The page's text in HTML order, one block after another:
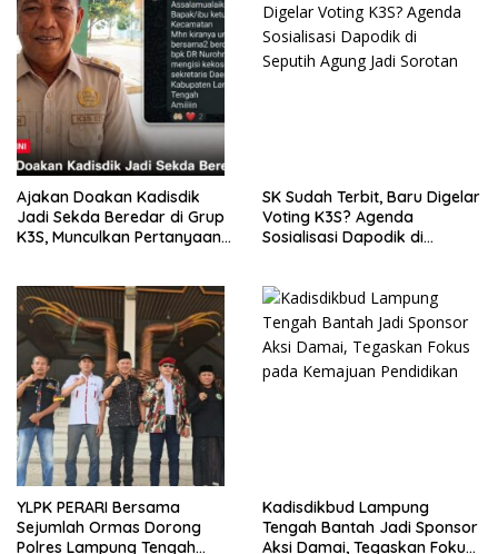
Ajakan Doakan Kadisdik
Jadi Sekda Beredar di Grup
K3S, Munculkan Pertanyaan
SK Sudah Terbit, Baru Digelar
Voting K3S? Agenda
Sosialisasi Dapodik di
YLPK PERARI Bersama
Sejumlah Ormas Dorong
Polres Lampung Tengah
Kadisdikbud Lampung
Tengah Bantah Jadi Sponsor
Aksi Damai, Tegaskan Fokus